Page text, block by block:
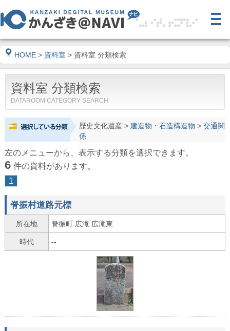
HOME > 資料室 > 資料室 分類検索
資料室 分類検索
DATAROOM CATEGORY SEARCH
歴史文化遺産> 建造物・石造構造物 > 交通関
係
左のメニューから、表示する分類を選択できます。
6 件の資料があります。
1
脊振村道路元標
所在地 脊振町 広滝 広滝東
時代 --